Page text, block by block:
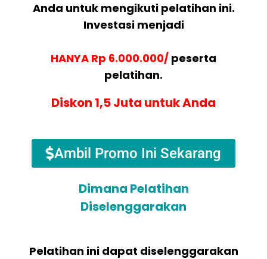
Anda untuk mengikuti pelatihan ini.
Investasi menjadi
HANYA Rp 6.000.000/ peserta
pelatihan.
Diskon 1,5 Juta untuk Anda
Ambil Promo Ini Sekarang
Dimana Pelatihan
Diselenggarakan
Pelatihan ini dapat diselenggarakan